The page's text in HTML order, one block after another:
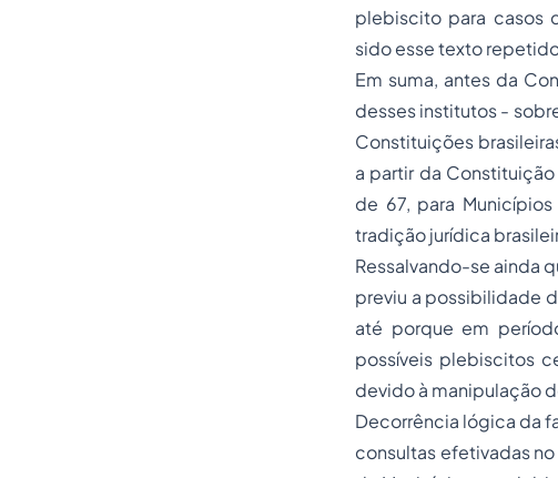
plebiscito para casos
sido esse texto
Em suma, antes da
desses institutos -
Constituições
a partir da
de 67, para
tradição jurídica
Ressalvando-se ainda
previu a possibilidade
até porque em
possíveis plebiscitos
devido à manipulação
Decorrência lógica da
consultas efetivadas